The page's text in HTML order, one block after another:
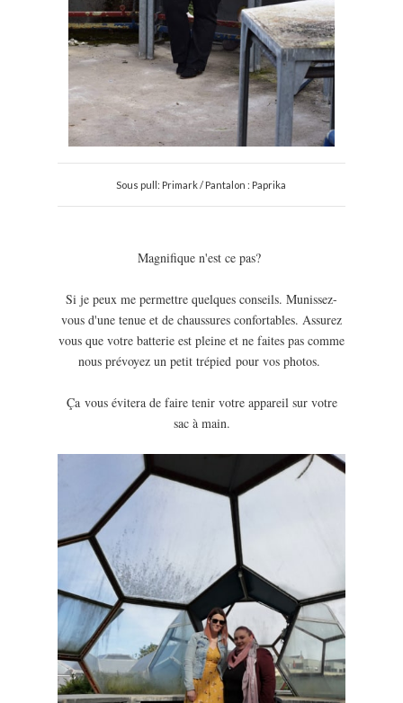
Sous pull: Primark / Pantalon : Paprika
Magnifique n'est ce pas?
Si je peux me permettre quelques conseils. Munissez-
vous d'une tenue et de chaussures confortables. Assurez
vous que votre batterie est pleine et ne faites pas comme
nous prévoyez un petit trépied pour vos photos.
Ça vous évitera de faire tenir votre appareil sur votre
sac à main.